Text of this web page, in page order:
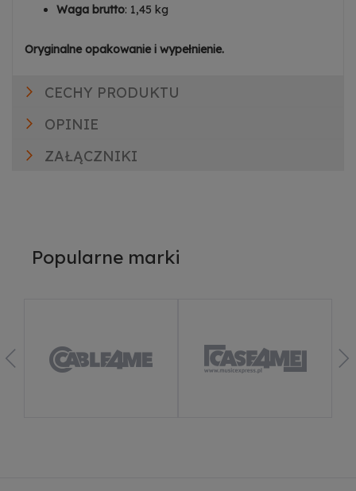
Waga brutto: 1,45 kg
Oryginalne opakowanie i wypełnienie.
CECHY PRODUKTU
OPINIE
ZAŁĄCZNIKI
Popularne marki